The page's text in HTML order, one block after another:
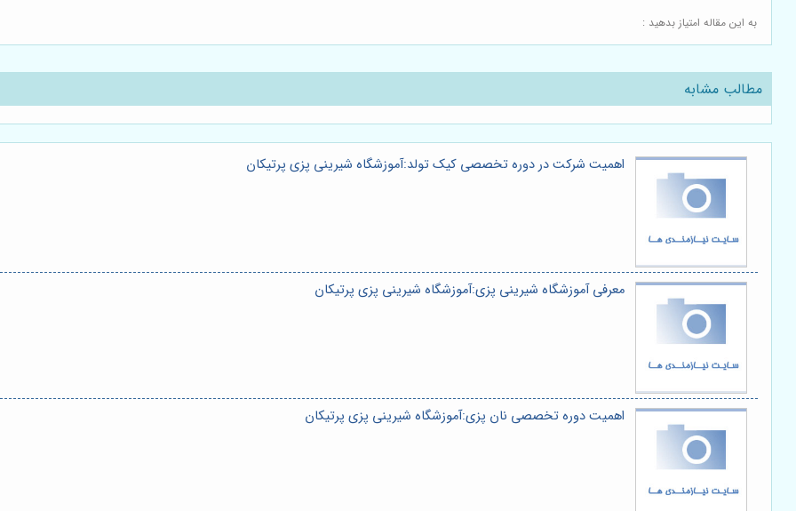
به این مقاله امتیاز بدهید :
مطالب مشابه
اهمیت شرکت در دوره تخصصی کیک تولد:آموزشگاه شیرینی پزی پرتیکان
معرفی آموزشگاه شیرینی پزی:آموزشگاه شیرینی پزی پرتیکان
اهمیت دوره تخصصی نان پزی:آموزشگاه شیرینی پزی پرتیکان